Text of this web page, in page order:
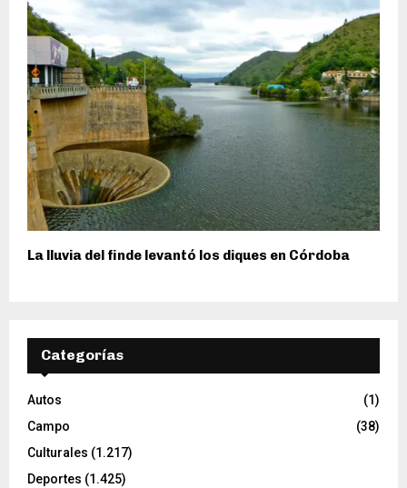
La lluvia del finde levantó los diques en Córdoba
Categorías
Autos
(1)
Campo
(38)
Culturales (1.217)
Deportes (1.425)